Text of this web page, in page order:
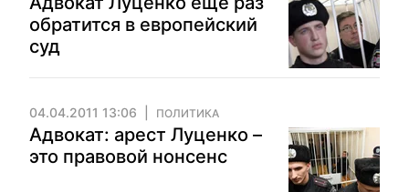
обратится в европейский
суд
04.04.2011 13:06 ПОЛИТИКА
Адвокат: арест Луценко –
это правовой нонсенс